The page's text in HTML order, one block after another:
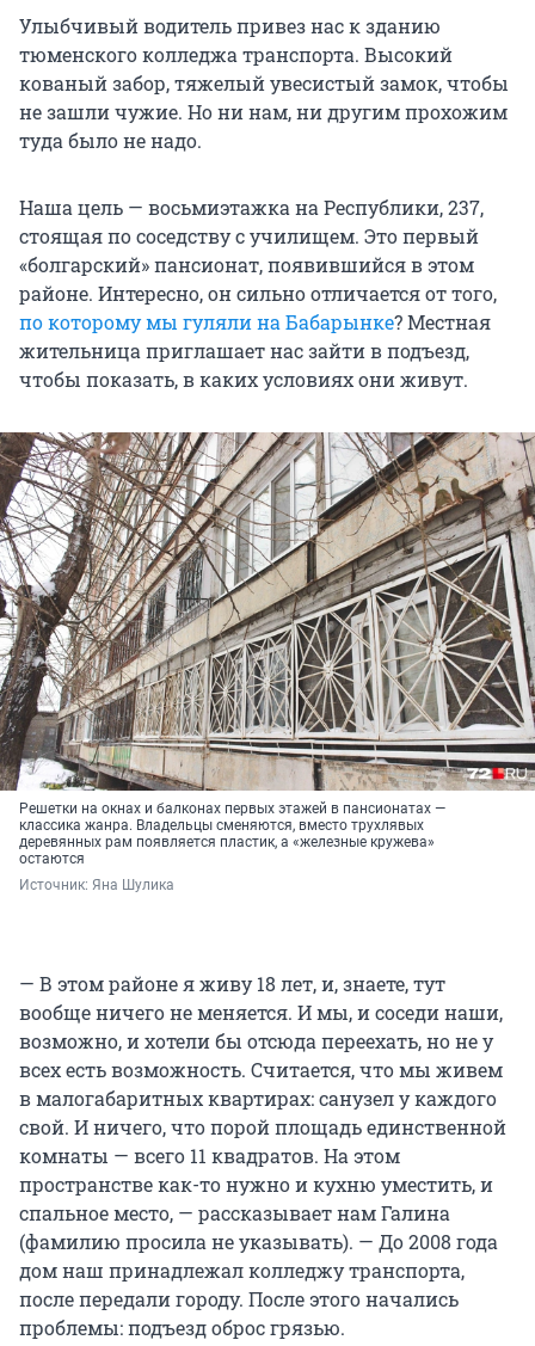
Улыбчивый водитель привез нас к зданию
тюменского колледжа транспорта. Высокий
кованый забор, тяжелый увесистый замок, чтобы
не зашли чужие. Но ни нам, ни другим прохожим
туда было не надо.
Наша цель — восьмиэтажка на Республики, 237,
стоящая по соседству с училищем. Это первый
«болгарский» пансионат, появившийся в этом
районе. Интересно, он сильно отличается от того,
по которому мы гуляли на Бабарынке? Местная
жительница приглашает нас зайти в подъезд,
чтобы показать, в каких условиях они живут.
Решетки на окнах и балконах первых этажей в пансионатах —
классика жанра. Владельцы сменяются, вместо трухлявых
деревянных рам появляется пластик, а «железные кружева»
остаются
Источник: Яна Шулика
— В этом районе я живу 18 лет, и, знаете, тут
вообще ничего не меняется. И мы, и соседи наши,
возможно, и хотели бы отсюда переехать, но не у
всех есть возможность. Считается, что мы живем
в малогабаритных квартирах: санузел у каждого
свой. И ничего, что порой площадь единственной
комнаты — всего 11 квадратов. На этом
пространстве как-то нужно и кухню уместить, и
спальное место, — рассказывает нам Галина
(фамилию просила не указывать). — До 2008 года
дом наш принадлежал колледжу транспорта,
после передали городу. После этого начались
проблемы: подъезд оброс грязью.